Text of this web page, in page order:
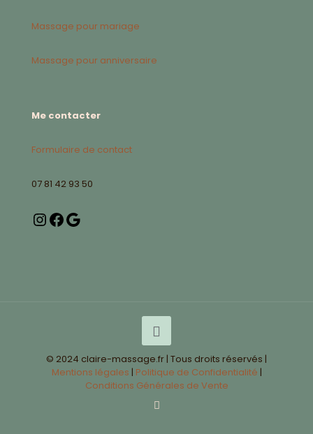
Massage pour mariage
Massage pour anniversaire
Me contacter
Formulaire de contact
07 81 42 93 50
© 2024 claire-massage.fr | Tous droits réservés |
Mentions légales | Politique de Confidentialité |
Conditions Générales de Vente